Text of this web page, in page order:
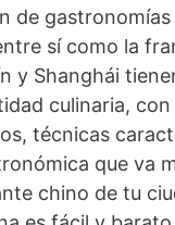
de
sí como la
y Shanghái
culinaria,
técnicas
que va
chino de tu